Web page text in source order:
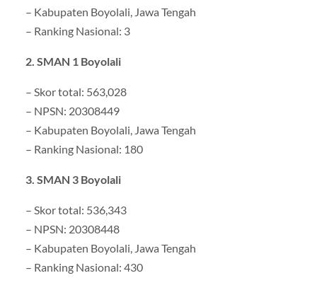
– Kabupaten Boyolali, Jawa Tengah
– Ranking Nasional: 3
2. SMAN 1 Boyolali
– Skor total: 563,028
– NPSN: 20308449
– Kabupaten Boyolali, Jawa Tengah
– Ranking Nasional: 180
3. SMAN 3 Boyolali
– Skor total: 536,343
– NPSN: 20308448
– Kabupaten Boyolali, Jawa Tengah
– Ranking Nasional: 430